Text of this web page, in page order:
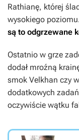
Rathianę, której
wysokiego
są to odgrzewane
Ostatnio w grze
dodał mroźną
smok Velkhan czy
dodatkowych
oczywiście wątku